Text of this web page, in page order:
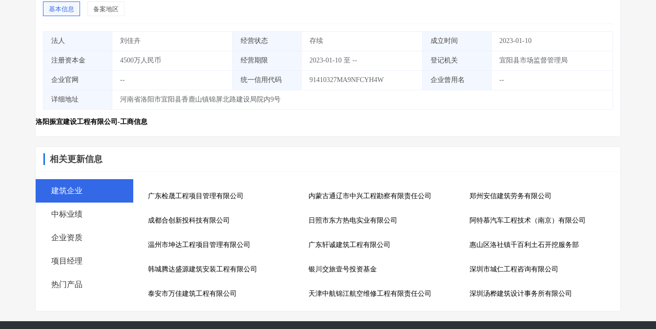
基本信息 备案地区
法人 刘佳卉 经营状态 存续 成立时间 2023-01-10
注册资本金 4500万人民币 经营期限 2023-01-10 至 -- 登记机关 宜阳县市场监督管理局
企业官网 -- 统一信用代码 91410327MA9NFCYH4W 企业曾用名 --
详细地址 河南省洛阳市宜阳县香鹿山镇锦屏北路建设局院内9号
洛阳振宜建设工程有限公司-工商信息
相关更新信息
建筑企业
中标业绩
企业资质
项目经理
热门产品
广东检晟工程项目管理有限公司 内蒙古通辽市中兴工程勘察有限责任公司 郑州安信建筑劳务有限公司
成都合创新投科技有限公司 日照市东方热电实业有限公司 阿特慕汽车工程技术（南京）有限公司
温州市坤达工程项目管理有限公司 广东轩诚建筑工程有限公司 惠山区洛社镇千百利土石开挖服务部
韩城腾达盛源建筑安装工程有限公司 银川交旅壹号投资基金 深圳市城仁工程咨询有限公司
泰安市万佳建筑工程有限公司 天津中航锦江航空维修工程有限责任公司 深圳汤桦建筑设计事务所有限公司